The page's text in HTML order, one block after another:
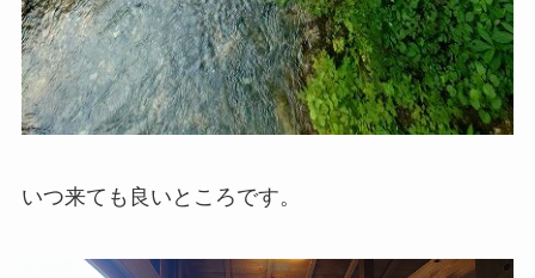
いつ来ても良いところです。